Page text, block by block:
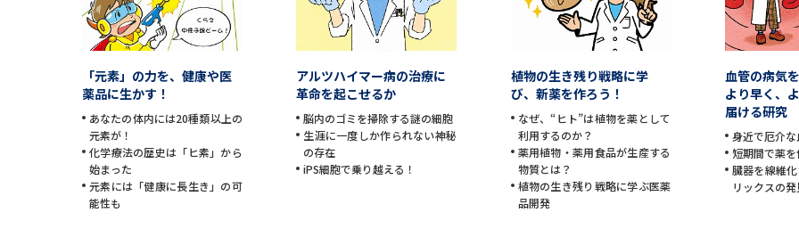
オープンキャンパス検索
実施プログ
来場型・Web型イベント特集
夢ナビ
受験準備
志望校・出願校を調べる
「元素」の力を、健康や医
薬品に生かす！
あなたの体内には20種類以上の
元素が！
化学療法の歴史は「ヒ素」から
始まった
元素には「健康に長生き」の可
能性も
アルツハイマー病の治療に
革命を起こせるか
脳内のゴミを掃除する謎の細胞
生涯に一度しか作られない神秘
の存在
iPS細胞で乗り越える！
植物の生き残り戦略に学
び、新薬を作ろう！
なぜ、“ヒト”は植物を薬として
利用するのか？
薬用植物・薬用食品が生産する
物質とは？
植物の生き残り戦略に学ぶ医薬
品開発
血管の病気
より早く、
届ける研究
身近で厄介
短期間で薬
臓器を線維
リックスの発